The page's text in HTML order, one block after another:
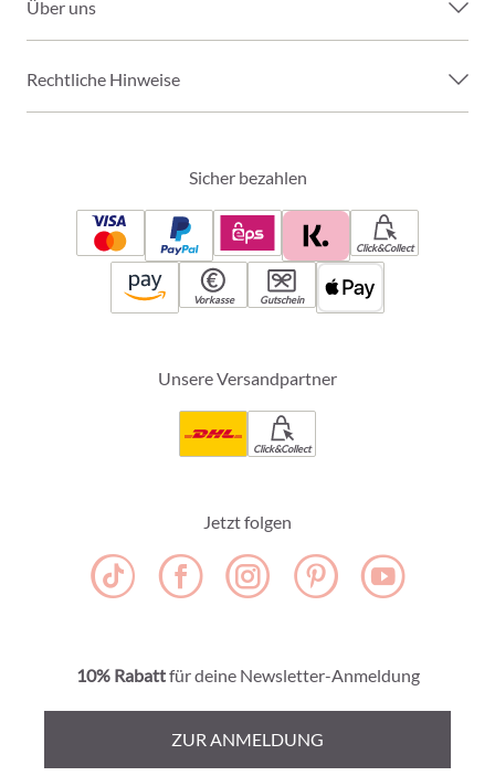
Über uns
Rechtliche Hinweise
Sicher bezahlen
Click&Collect
Vorkasse Gutschein
Unsere Versandpartner
Click&Collect
Jetzt folgen
10% Rabattfür deine Newsletter-Anmeldung
ZUR ANMELDUNG